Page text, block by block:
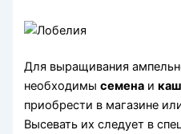
Для выращивания
необходимысемена и
приобрести в магазине
Высевать их следует в